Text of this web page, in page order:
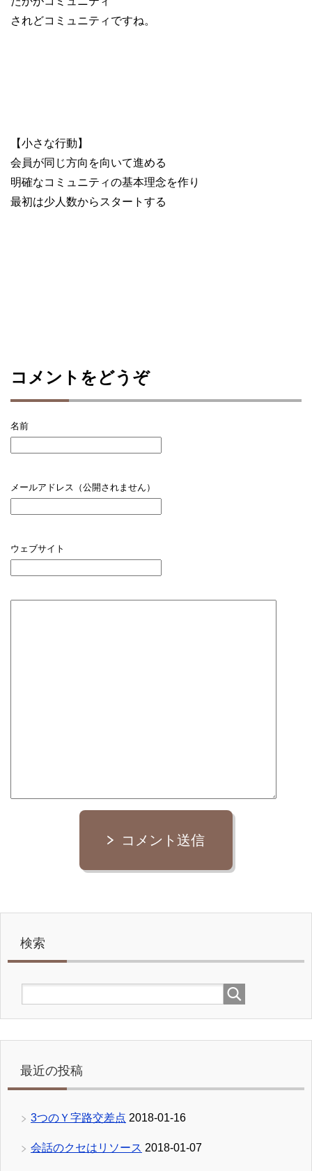
されどコミュニティですね。
【小さな行動】
会員が同じ方向を向いて進める
明確なコミュニティの基本理念を作り
最初は少人数からスタートする
コメントをどうぞ
名前
メールアドレス（公開されません）
ウェブサイト
コメント送信
検索
最近の投稿
3つのＹ字路交差点 2018-01-16
会話のクセはリソース 2018-01-07